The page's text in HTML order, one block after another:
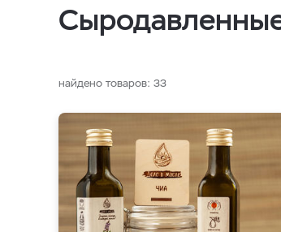
найдено товаров: 33